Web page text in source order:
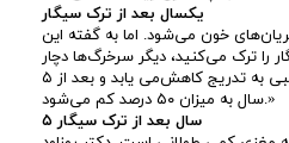
یکسال بعد از ترک سیگار
خون می‌شود. اما به گفته این
ترک می‌کنید، دیگر سرخرگ‌ها دچار
اسپاسم نمی‌شوند. خطر حمله قلبی به تدریج کاهش‌می یابد و بعد از ۵
سال به میزان ۵۰ درصد کم می‌شود.»
۵ سال بعد از ترک سیگار